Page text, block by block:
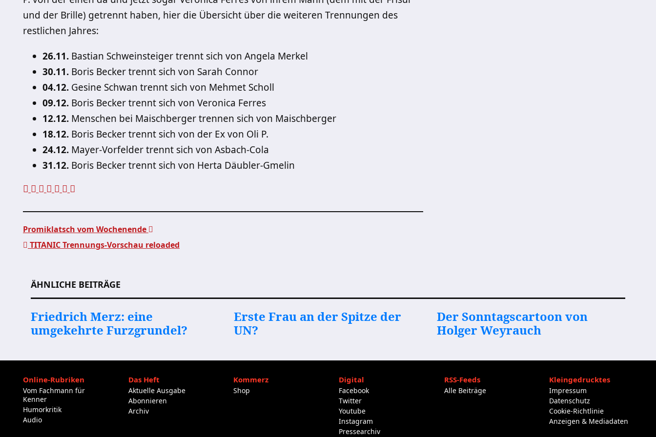
und der Brille) getrennt haben, hier die Übersicht über die weiteren Trennungen des
restlichen Jahres:
26.11. Bastian Schweinsteiger trennt sich von Angela Merkel
30.11. Boris Becker trennt sich von Sarah Connor
04.12. Gesine Schwan trennt sich von Mehmet Scholl
09.12. Boris Becker trennt sich von Veronica Ferres
12.12. Menschen bei Maischberger trennen sich von Maischberger
18.12. Boris Becker trennt sich von der Ex von Oli P.
24.12. Mayer-Vorfelder trennt sich von Asbach-Cola
31.12. Boris Becker trennt sich von Herta Däubler-Gmelin
Promiklatsch vom Wochenende
TITANIC Trennungs-Vorschau reloaded
ÄHNLICHE BEITRÄGE
Friedrich Merz: eine
umgekehrte Furzgrundel?
Erste Frau an der Spitze der
UN?
Der Sonntagscartoon von
Holger Weyrauch
Online-Rubriken
Vom Fachmann für
Kenner
Humorkritik
Audio
Das Heft
Aktuelle Ausgabe
Abonnieren
Archiv
Kommerz
Shop
Digital
Facebook
Twitter
Youtube
Instagram
Pressearchiv
RSS-Feeds
Alle Beiträge
Kleingedrucktes
Impressum
Datenschutz
Cookie-Richtlinie
Anzeigen & Mediadaten